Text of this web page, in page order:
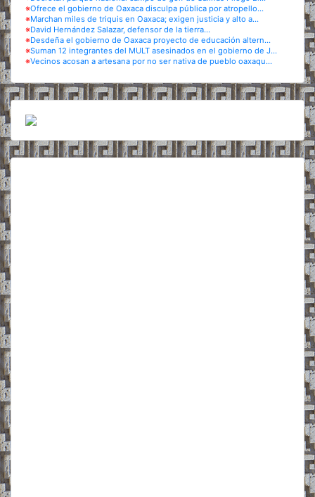
※Ofrece el gobierno de Oaxaca disculpa pública por atropello...
※Marchan miles de triquis en Oaxaca; exigen justicia y alto a...
※David Hernández Salazar, defensor de la tierra...
※Desdeña el gobierno de Oaxaca proyecto de educación altern...
※Suman 12 integrantes del MULT asesinados en el gobierno de J...
※Vecinos acosan a artesana por no ser nativa de pueblo oaxaqu...